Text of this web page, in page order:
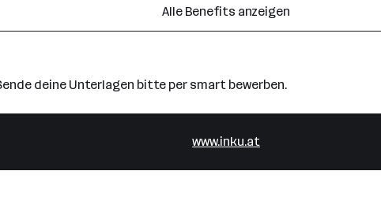
Alle Benefits anzeigen
deine Unterlagen bitte per smart bewerben.
www.inku.at